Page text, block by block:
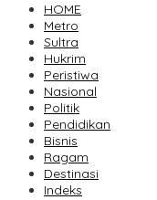
HOME
Metro
Sultra
Hukrim
Peristiwa
Nasional
Politik
Pendidikan
Bisnis
Ragam
Destinasi
Indeks